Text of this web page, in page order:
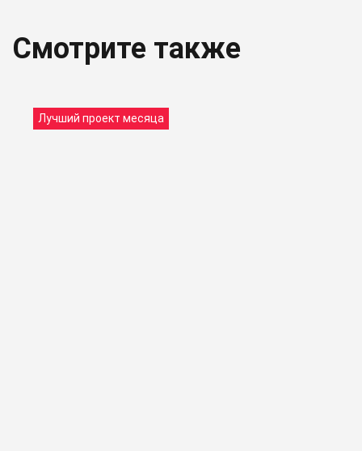
Смотрите также
Лучший проект месяца